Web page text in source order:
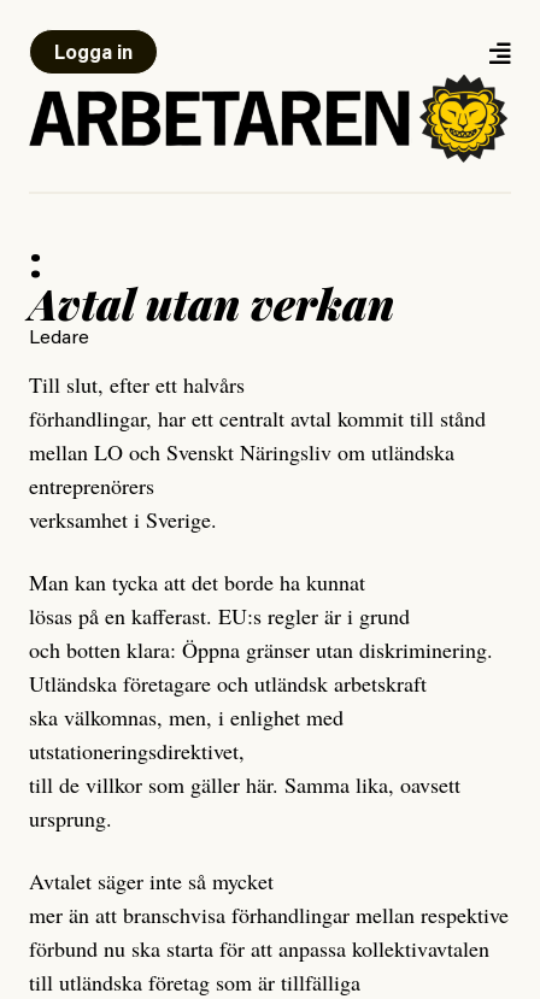
Logga in
:
Avtal utan verkan
Ledare
Till slut, efter ett halvårs
förhandlingar, har ett centralt avtal kommit till stånd
mellan LO och Svenskt Näringsliv om utländska
entreprenörers
verksamhet i Sverige.
Man kan tycka att det borde ha kunnat
lösas på en kafferast. EU:s regler är i grund
och botten klara: Öppna gränser utan diskriminering.
Utländska företagare och utländsk arbetskraft
ska välkomnas, men, i enlighet med
utstationeringsdirektivet,
till de villkor som gäller här. Samma lika, oavsett
ursprung.
Avtalet säger inte så mycket
mer än att branschvisa förhandlingar mellan respektive
förbund nu ska starta för att anpassa kollektivavtalen
till utländska företag som är tillfälliga